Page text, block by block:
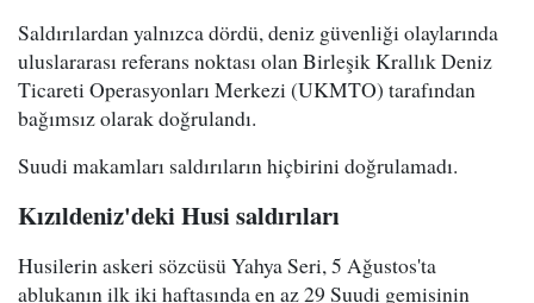
Saldırılardan yalnızca dördü, deniz güvenliği olaylarında
uluslararası referans noktası olan Birleşik Krallık Deniz
Ticareti Operasyonları Merkezi (UKMTO) tarafından
bağımsız olarak doğrulandı.
Suudi makamları saldırıların hiçbirini doğrulamadı.
Kızıldeniz'deki Husi saldırıları
Husilerin askeri sözcüsü Yahya Seri, 5 Ağustos'ta
ablukanın ilk iki haftasında en az 29 Suudi gemisinin